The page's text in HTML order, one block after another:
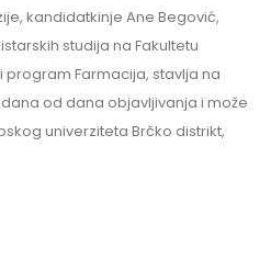
kandidatkinje Ane Begović,
studija na Fakultetu
program Farmacija, stavlja na
od dana objavljivanja i može
univerziteta Brčko distrikt,